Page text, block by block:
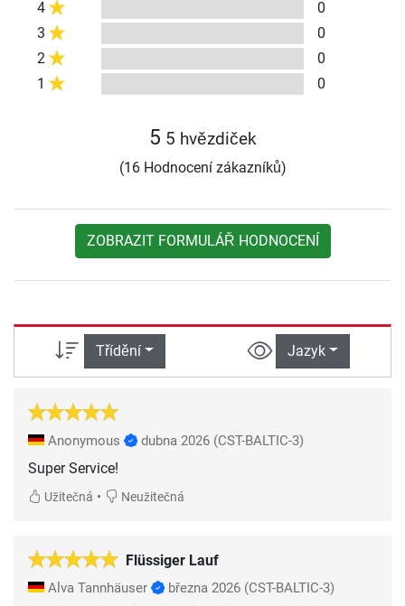
4
0
3
0
2
0
1
0
5 5 hvězdiček
(16 Hodnocení zákazníků)
ZOBRAZIT FORMULÁŘ HODNOCENÍ
Třídění Jazyk
Anonymous dubna 2026 (CST-BALTIC-3)
Super Service!
Užitečná • Neužitečná
Flüssiger Lauf
Alva Tannhäuser března 2026 (CST-BALTIC-3)